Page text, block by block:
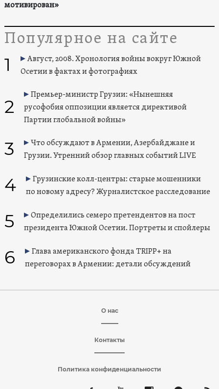
мотивирован»
Популярное на сайте
1
Август, 2008. Хронология войны вокруг Южной
Осетии в фактах и фотографиях
2
Премьер-министр Грузии: «Нынешняя
русофобия оппозиции является директивой
Партии глобальной войны»
3
Что обсуждают в Армении, Азербайджане и
Грузии. Утренний обзор главных событий LIVE
4
Грузинские колл-центры: старые мошенники
по новому адресу? Журналистское расследование
5
Определились семеро претендентов на пост
президента Южной Осетии. Портреты и спойлеры
6
Глава американского фонда TRIPP+ на
переговорах в Армении: детали обсуждений
О нас
Контакты
Политика конфиденциальности